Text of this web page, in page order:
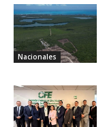
Nacionales